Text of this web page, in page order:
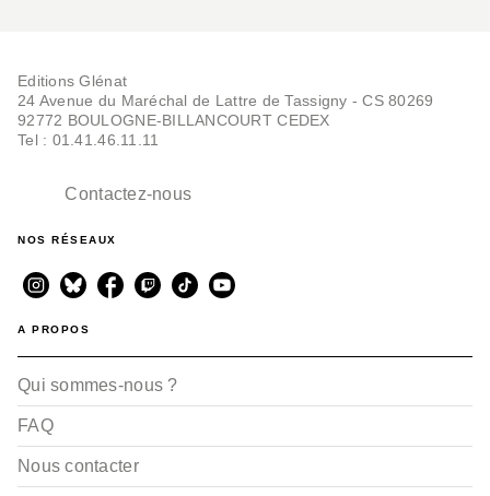
Editions Glénat
24 Avenue du Maréchal de Lattre de Tassigny - CS 80269
92772 BOULOGNE-BILLANCOURT CEDEX
Tel : 01.41.46.11.11
Contactez-nous
NOS RÉSEAUX
A PROPOS
Qui sommes-nous ?
FAQ
Nous contacter